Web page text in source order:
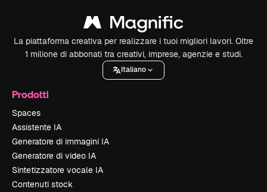
La piattaforma creativa per realizzare i tuoi migliori lavori. Oltre
1 milione di abbonati tra creativi, imprese, agenzie e studi.
Italiano
Prodotti
Spaces
Assistente IA
Generatore di immagini IA
Generatore di video IA
Sintetizzatore vocale IA
Contenuti stock